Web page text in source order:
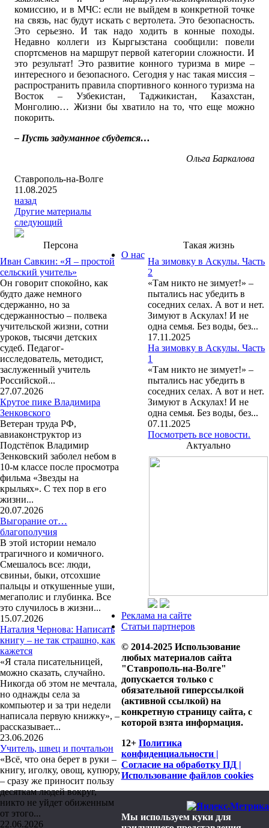
комиссию, и в МЧС: если не выйдем в конкретной точке
на связь, нас будут искать с вертолета. Это безопасность.
Это серьезно. И так надо ходить в конные походы.
Недавно коллеги из Кыргызстана сообщили: повели
спортсменов на маршрут первой категории сложности. И
это результат! Это развитие конного туризма в мире –
интересного и безопасного. Сегодня у нас такая миссия –
распространить правила спортивного конного туризма на
Восток – Узбекистан, Таджикистан, Казахстан,
Монголию… Жизни бы хватило на то, что еще можно
покорить.
– Пусть задуманное сбудется…
Ольга Баркалова
Ставрополь-на-Волге
11.08.2025
назад
Другие материалы
следующий
Персона
Иван Савкин: «Я – простой
сельский учитель»
Он говорит спокойно, как
будто даже немного
сдержанно, но за
сдержанностью – полвека
учительской жизни, сотни
уроков, тысячи детских
судеб. Педагог-
исследователь, методист,
заслуженный учитель
Российской...
27.07.2026
Крутое пике Владимира
Зенковского
Ветеран труда РФ,
авиаконструктор из
Подстёпок Владимир
Зенковский заболел небом в
10-м классе после просмотра
фильма «Звезды на
крыльях». С тех пор в его
жизни...
20.07.2026
Выгорание от…
благополучия
В этой истории немало
трагичного и комичного.
Смешалось все: люди,
свиньи, быки, отсохшие
пальцы и откушенные уши,
мегаполис и глубинка. Все
это случилось в жизни...
15.07.2026
Наталия Чернова: Написать
книгу – не так страшно, как
кажется
«Я стала писательницей,
можно сказать, случайно.
Никогда об этом не мечтала,
но однажды села за
компьютер и за три недели
написала первую книжку», –
рассказывает...
23.06.2026
Учитель, швец и почтальон
«Всё, что она берет в руки –
книгу, иголку, овощ, купюру,
– сразу же приносит пользу
десяткам людей вокруг,
никто не уйдет обиженным
от этого...
22.06.2026
Такая жизнь
На зимовку в Аскулы. Часть
2
«Там никто не зимует!» –
пытались нас убедить в
соседних селах. А вот и нет.
Зимуют в Аскулах! И не
одна семья. Без воды, без...
17.11.2025
На зимовку в Аскулы. Часть
1
«Там никто не зимует!» –
пытались нас убедить в
соседних селах. А вот и нет.
Зимуют в Аскулах! И не
одна семья. Без воды, без...
07.11.2025
Посмотреть все новости.
Актуально
О нас
Реклама на сайте
Статьи партнеров
© 2014-2025 Использование
любых материалов сайта
"Ставрополь-на-Волге"
допускается только с
обязательной гиперссылкой
(активной ссылкой) на
конкретную страницу сайта, с
которой взята информация.
12+ Политика
конфиденциальности |
Согласие на обработку ПД |
Использование файлов cookies
Мы используем куки для